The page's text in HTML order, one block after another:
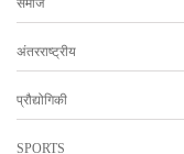
समाज
अंतरराष्ट्रीय
प्रौद्योगिकी
SPORTS